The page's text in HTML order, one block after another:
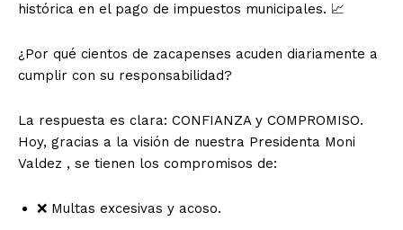
histórica en el pago de impuestos municipales. 📈
¿Por qué cientos de zacapenses acuden diariamente a
cumplir con su responsabilidad?
La respuesta es clara: CONFIANZA y COMPROMISO.
Hoy, gracias a la visión de nuestra Presidenta Moni
Valdez , se tienen los compromisos de:
❌ Multas excesivas y acoso.